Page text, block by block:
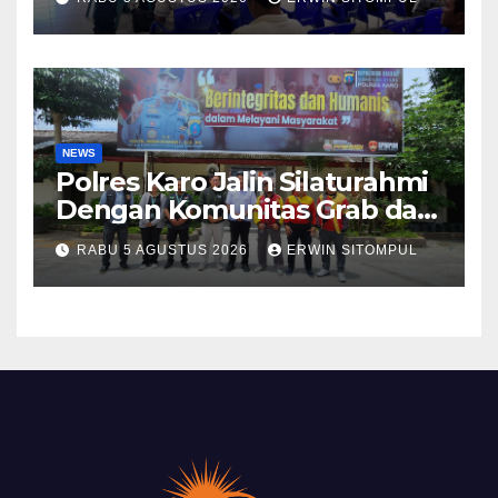
Mitigasi Bencana Tahun 2026
NEWS
Polres Karo Jalin Silaturahmi
Dengan Komunitas Grab dan
Giseh, Perkuat Sinergi Jaga
Kamtibmas Jelang HUT RI
ke-81
RABU 5 AGUSTUS 2026 ERWIN SITOMPUL